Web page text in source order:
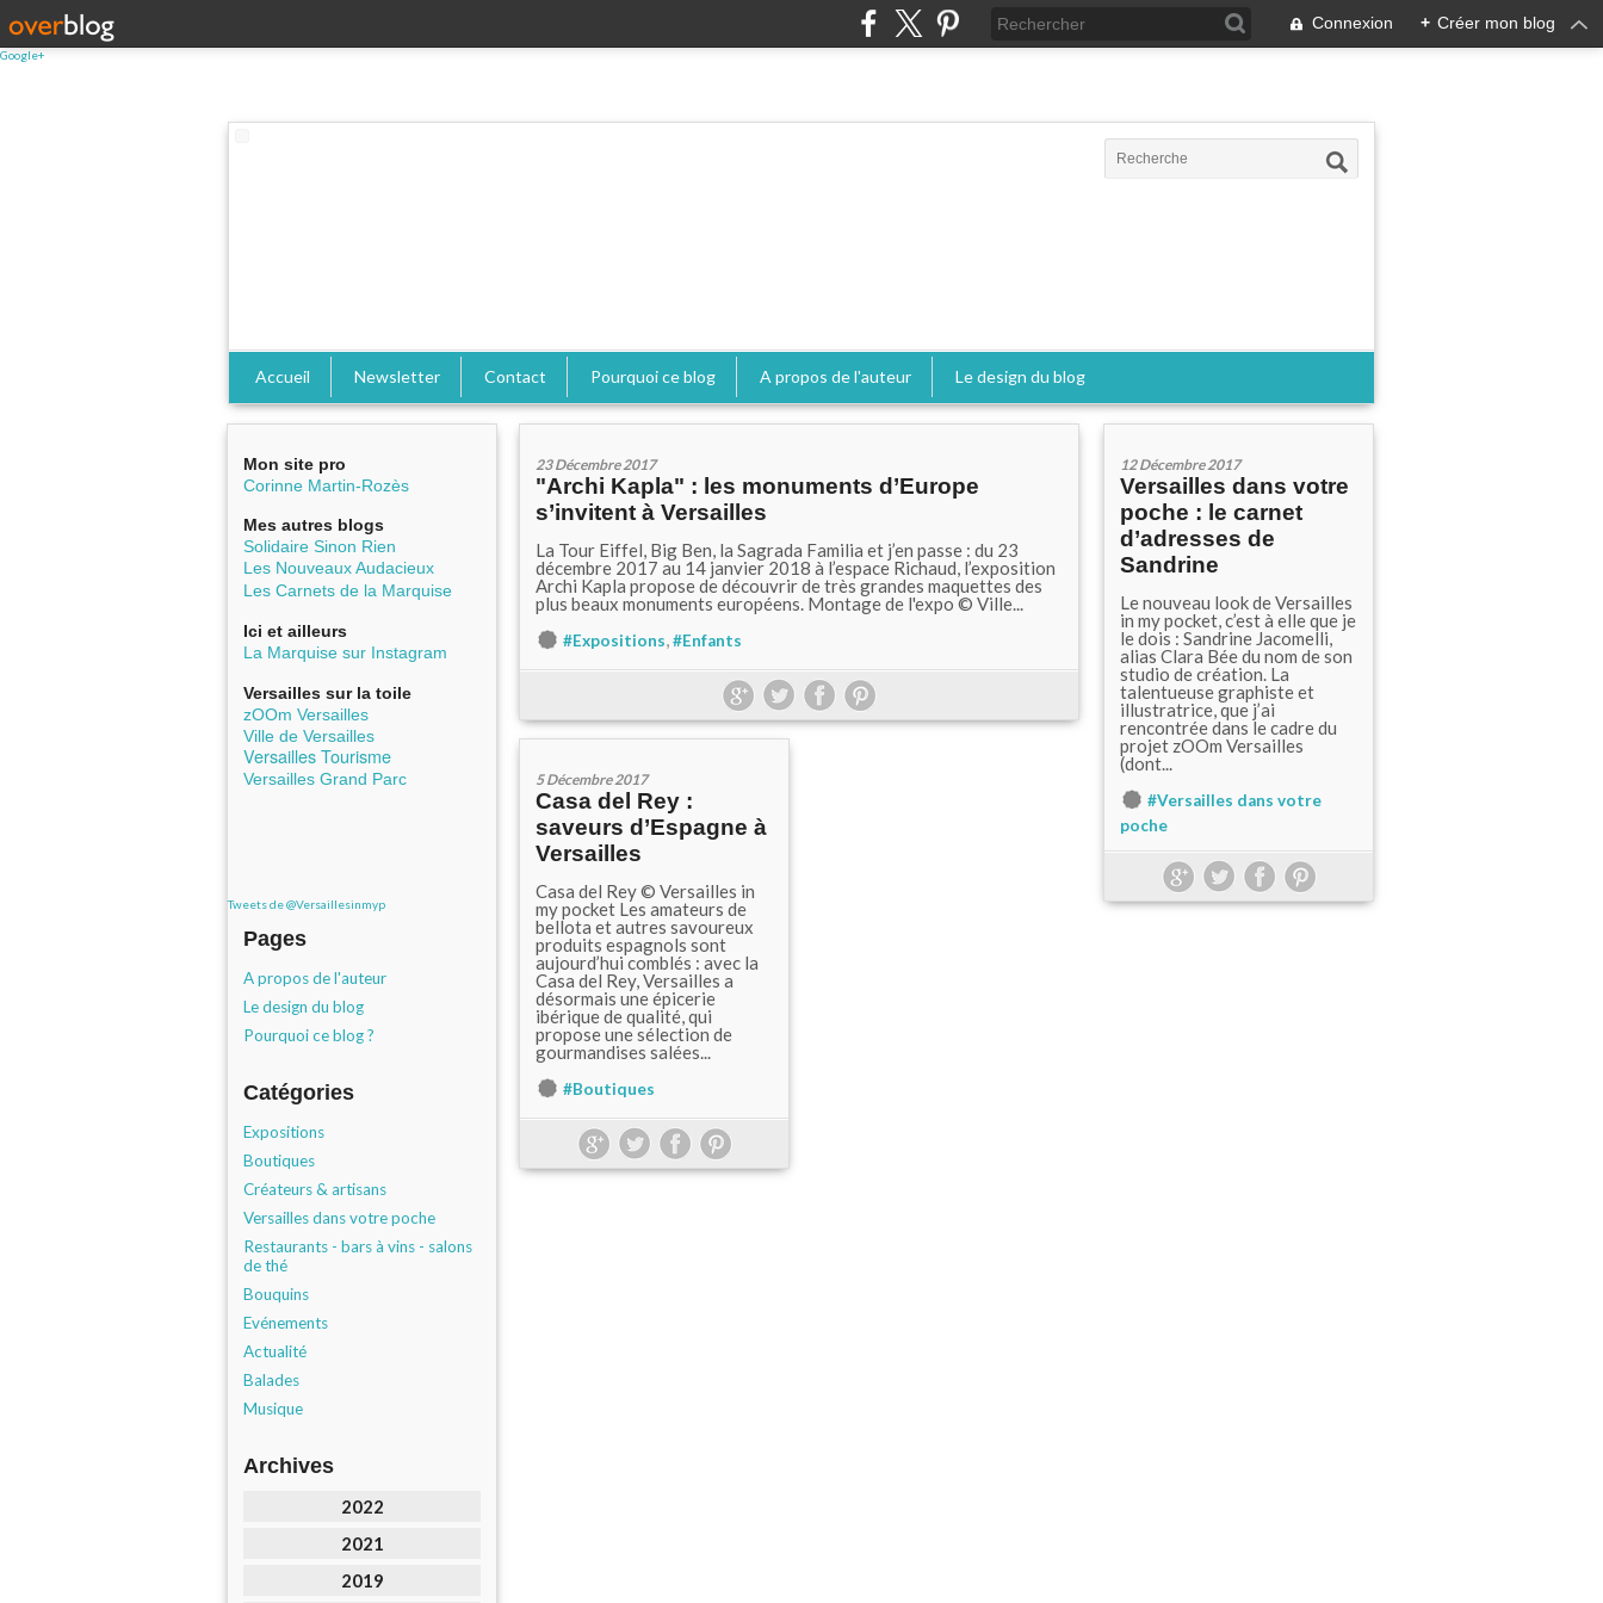
Google+
Connexion + Créer mon blog
Accueil Newsletter Contact Pourquoi ce blog A propos de l'auteur Le design du blog
Mon site pro
Corinne Martin-Rozès
Mes autres blogs
Solidaire Sinon Rien
Les Nouveaux Audacieux
Les Carnets de la Marquise
Ici et ailleurs
La Marquise sur Instagram
Versailles sur la toile
zOOm Versailles
Ville de Versailles
Versailles Tourisme
Versailles Grand Parc
Tweets de @Versaillesinmyp
Pages
A propos de l'auteur
Le design du blog
Pourquoi ce blog ?
Catégories
Expositions
Boutiques
Créateurs & artisans
Versailles dans votre poche
Restaurants - bars à vins - salons
de thé
Bouquins
Evénements
Actualité
Balades
Musique
Archives
2022
2021
2019
23 Décembre 2017
"Archi Kapla" : les monuments d’Europe
s’invitent à Versailles
La Tour Eiffel, Big Ben, la Sagrada Familia et j’en passe : du 23
décembre 2017 au 14 janvier 2018 à l’espace Richaud, l’exposition
Archi Kapla propose de découvrir de très grandes maquettes des
plus beaux monuments européens. Montage de l'expo © Ville...
#Expositions,#Enfants
12 Décembre 2017
Versailles dans votre
poche : le carnet
d’adresses de
Sandrine
Le nouveau look de Versailles
in my pocket, c’est à elle que je
le dois : Sandrine Jacomelli,
alias Clara Bée du nom de son
studio de création. La
talentueuse graphiste et
illustratrice, que j’ai
rencontrée dans le cadre du
projet zOOm Versailles
(dont...
#Versailles dans votre
poche
5 Décembre 2017
Casa del Rey :
saveurs d’Espagne à
Versailles
Casa del Rey © Versailles in
my pocket Les amateurs de
bellota et autres savoureux
produits espagnols sont
aujourd’hui comblés : avec la
Casa del Rey, Versailles a
désormais une épicerie
ibérique de qualité, qui
propose une sélection de
gourmandises salées...
#Boutiques